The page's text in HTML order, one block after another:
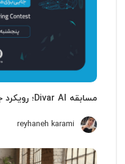
مسابقه Divar AI؛ رویکرد جدید در مسابقات کوئرا
reyhaneh karami